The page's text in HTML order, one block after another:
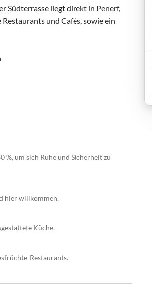
Südterrasse liegt direkt in Penerf,
und Cafés, sowie ein
%, um sich Ruhe und Sicherheit zu
hier willkommen.
Küche.
Restaurants.